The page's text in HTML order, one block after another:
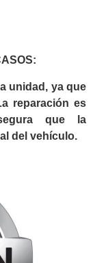
unidad, ya que
reparación es
que la
del vehículo.